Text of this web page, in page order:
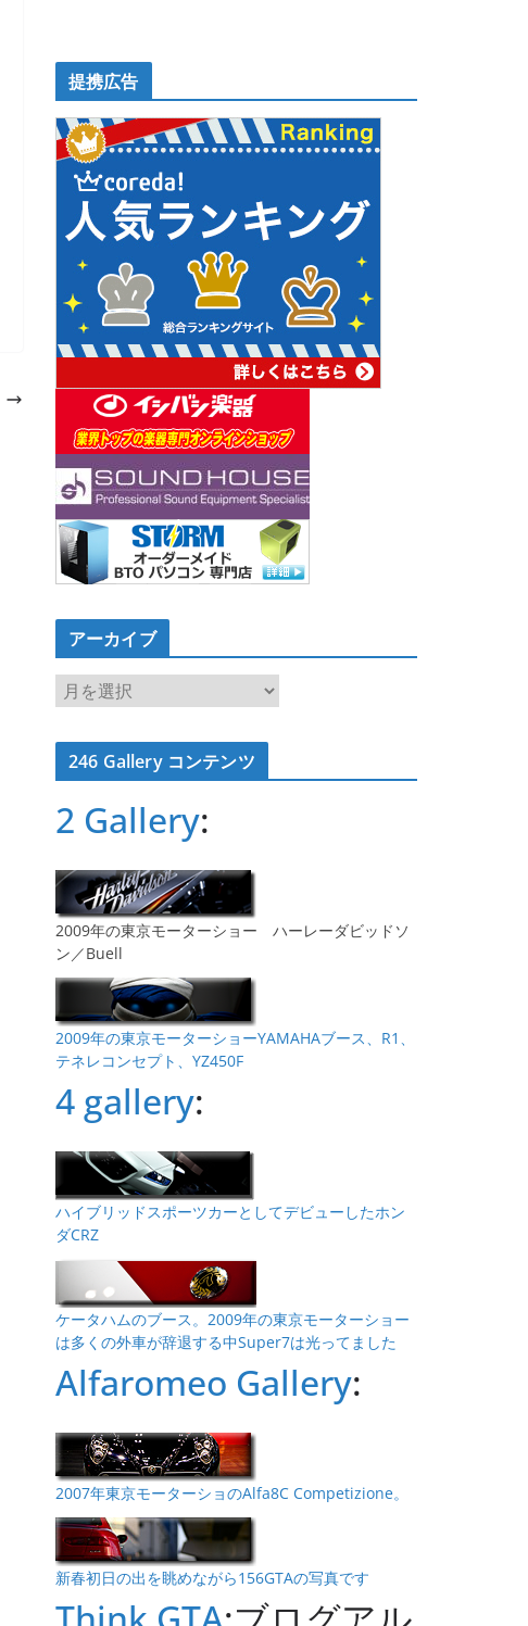
提携広告
アーカイブ
ア
ー
カ
イ246 Gallery コンテンツ
2 Gallery:
2009年の東京モーターショー ハーレーダビッドソ
ン／Buell
2009年の東京モーターショーYAMAHAブース、R1、
テネレコンセプト、YZ450F
4 gallery:
ハイブリッドスポーツカーとしてデビューしたホン
ダCRZ
ケータハムのブース。2009年の東京モーターショー
は多くの外車が辞退する中Super7は光ってました
Alfaromeo Gallery:
2007年東京モーターショのAlfa8C Competizione。
新春初日の出を眺めながら156GTAの写真です